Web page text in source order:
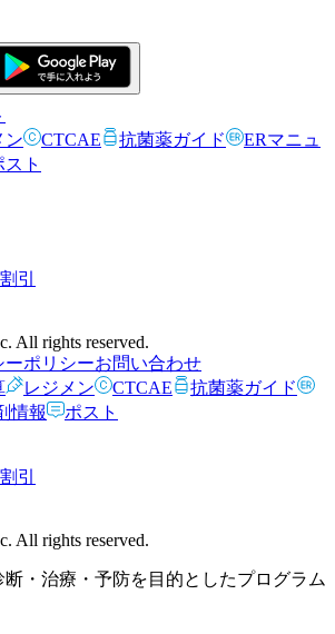
ン CTCAE 抗菌薬ガイド
ERマニュ
スト
引
All rights reserved.
ーポリシーお問い合わせ
レジメン CTCAE
抗菌薬ガイド
情報 ポスト
引
All rights reserved.
・治療・予防を目的としたプログラム